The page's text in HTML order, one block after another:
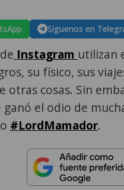
Síguenos en
Instagram utilizan
su físico, sus
cosas. Sin
ganó el odio de
#LordMamador.